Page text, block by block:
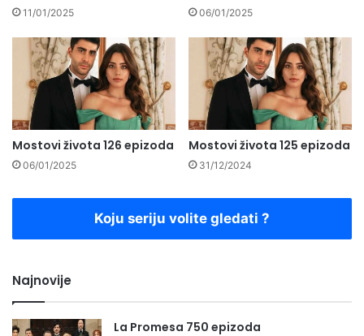
11/01/2025 06/01/2025
Mostovi života 126 epizoda
06/01/2025
Mostovi života 125 epizoda
31/12/2024
Koju seriju volite gledati ?
Najnovije
La Promesa 750 epizoda